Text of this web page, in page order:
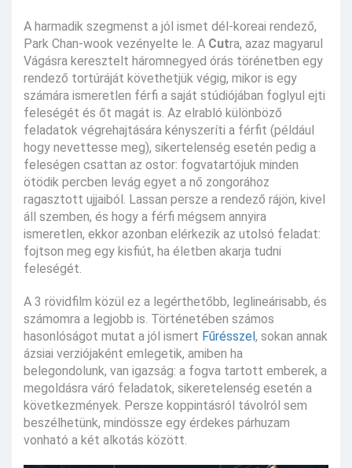
A harmadik szegmenst a jól ismet dél-koreai rendező,
Park Chan-wook vezényelte le. A Cutra, azaz magyarul
Vágásra keresztelt háromnegyed órás törénetben egy
rendező tortúráját követhetjük végig, mikor is egy
számára ismeretlen férfi a saját stúdiójában foglyul ejti
feleségét és őt magát is. Az elrabló különböző
feladatok végrehajtására kényszeríti a férfit (például
hogy nevettesse meg), sikertelenség esetén pedig a
feleségen csattan az ostor: fogvatartójuk minden
ötödik percben levág egyet a nő zongorához
ragasztott ujjaiból. Lassan persze a rendező rájön, kivel
áll szemben, és hogy a férfi mégsem annyira
ismeretlen, ekkor azonban elérkezik az utolsó feladat:
fojtson meg egy kisfiút, ha életben akarja tudni
feleségét.
A 3 rövidfilm közül ez a legérthetőbb, leglineárisabb, és
számomra a legjobb is. Történetében számos
hasonlóságot mutat a jól ismert Fűrésszel, sokan annak
ázsiai verziójaként emlegetik, amiben ha
belegondolunk, van igazság: a fogva tartott emberek, a
megoldásra váró feladatok, sikeretelenség esetén a
következmények. Persze koppintásról távolról sem
beszélhetünk, mindössze egy érdekes párhuzam
vonható a két alkotás között.